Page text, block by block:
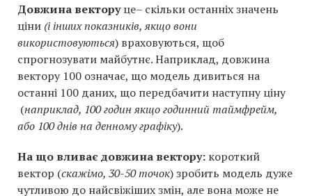
Довжина векторуце– скільки останніх значень
ціни (і інших показників, якщо вони
використовуються) враховуються, щоб
спрогнозувати майбутнє. Наприклад, довжина
вектору 100 означає, що модель дивиться на
останні 100 даних, що передбачити наступну ціну
(наприклад, 100 годин якщо годинний таймфрейм,
або 100 днів на денному графіку).
На що вливає довжина вектору: короткий
вектор (скажімо, 30-50 точок) зробить модель дуже
чутливою до найсвіжіших змін, але вона може не